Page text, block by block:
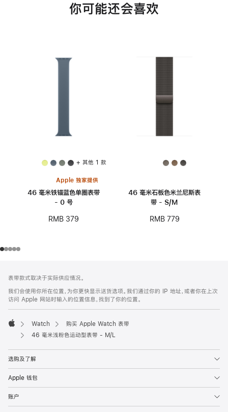
你可能还会喜欢
+ 其他 1 款
Apple 独家提供
46 毫米铁锚蓝色单圈表带
- 0 号
RMB 379
46 毫米石板色米兰尼斯表
带 - S/M
RMB 779
页
页
脚
注
表带款式取决于实际供应情况。
我们会使用你所在位置，为你更快显示送货选项。我们通过你的 IP 地址，或者你在上次
访问 Apple 网站时输入的位置信息，找到了你的位置。
Apple
Watch
购买 Apple Watch 表带
46 毫米浅粉色运动型表带 - M/L
选购及了解
Apple 钱包
账户